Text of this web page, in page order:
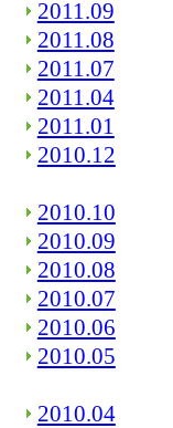
2011.09
2011.08
2011.07
2011.04
2011.01
2010.12
2010.10
2010.09
2010.08
2010.07
2010.06
2010.05
2010.04